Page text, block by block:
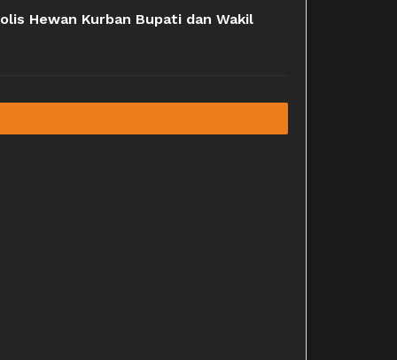
Hewan Kurban Bupati dan Wakil